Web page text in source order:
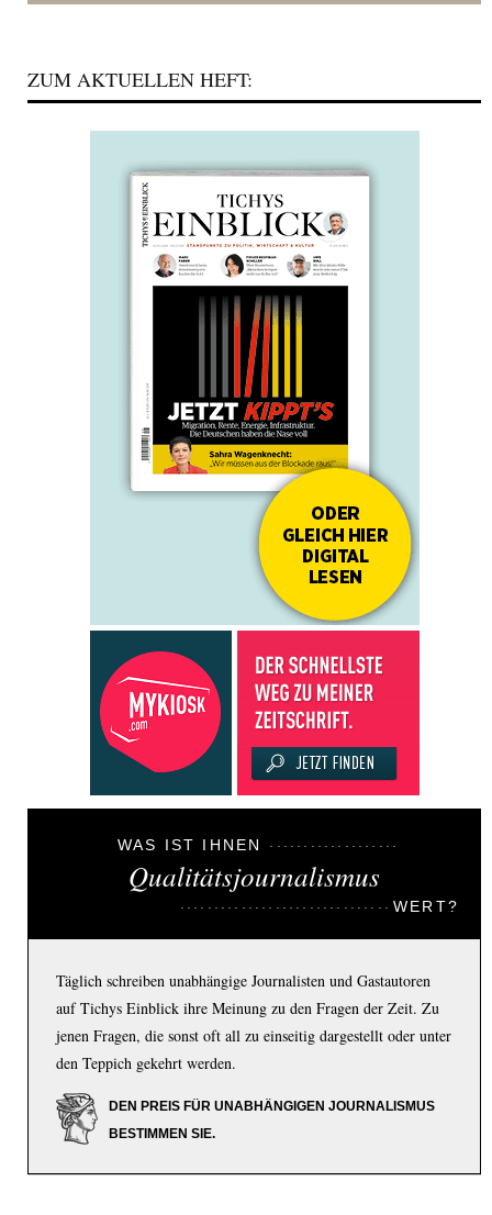
ZUM AKTUELLEN HEFT:
WAS IST IHNEN
Qualitätsjournalismus
WERT?
Täglich schreiben unabhängige Journalisten und Gastautoren
auf Tichys Einblick ihre Meinung zu den Fragen der Zeit. Zu
jenen Fragen, die sonst oft all zu einseitig dargestellt oder unter
den Teppich gekehrt werden.
DEN PREIS FÜR UNABHÄNGIGEN JOURNALISMUS
BESTIMMEN SIE.